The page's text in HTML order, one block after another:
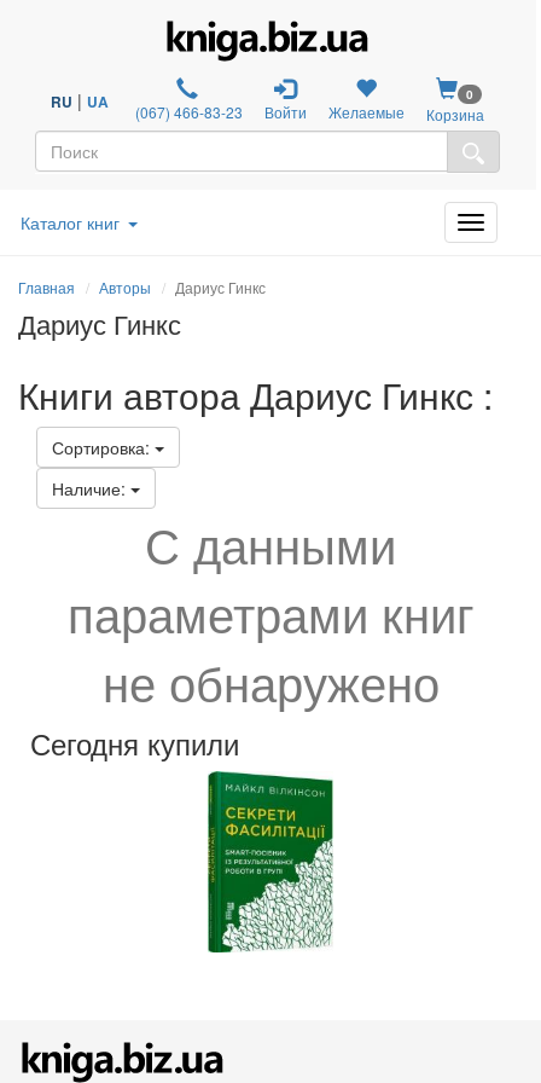
RU | UA (067) 466-83-23 Войти Желаемые
0
Корзина
Каталог книг
Главная Авторы Дариус Гинкс
Дариус Гинкс
Книги автора Дариус Гинкс :
Сортировка:
Наличие:
С данными
параметрами книг
не обнаружено
Сегодня купили